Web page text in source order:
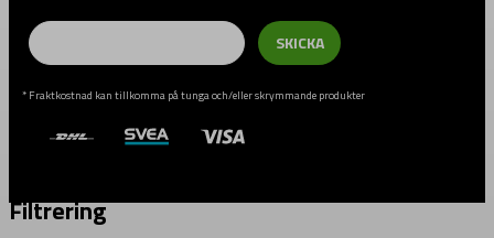
Email
SKICKA
* Fraktkostnad kan tillkomma på tunga och/eller skrymmande produkter
Filtrering